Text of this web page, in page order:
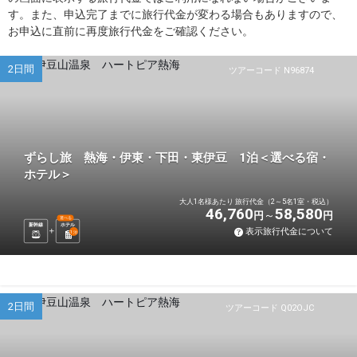
す。また、申込完了までに旅行代金が変わる場合もありますので、
お申込に直前に再度旅行代金をご確認ください。
ツアーコード N96874
2日間
ずらし旅 熱海・伊東・下田・東伊豆 1泊＜選べる宿・
ホテル＞
新幹線 ホテル
選べる
1 泊
大人1名様あたり 旅行代金（2～5名1室・税込）
46,760 円 58,580 円
表示旅行代金について
ツアーコード Q02OJC
2日間